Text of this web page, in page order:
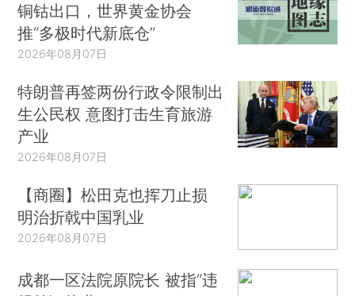
铜钴出口，世界黄金协会
推“多极时代新底仓”
2026年08月07日
特朗普再签两份行政令限制出
生公民权 意图打击生育旅游
产业
2026年08月07日
【商圈】松田克也挥刀止损
明治折戟中国乳业
2026年08月07日
成都一区法院原院长 被指“违